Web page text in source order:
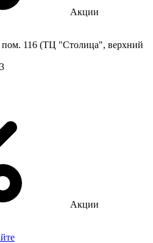
Акции
пом. 116 (ТЦ "Столица", верхний
Акции